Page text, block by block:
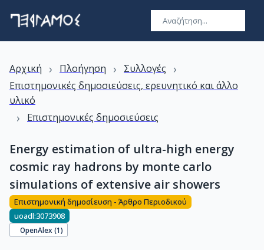
Αρχική › Πλοήγηση › Συλλογές ›
Επιστημονικές δημοσιεύσεις, ερευνητικό και άλλο
υλικό
› Επιστημονικές δημοσιεύσεις
Energy estimation of ultra-high energy
cosmic ray hadrons by monte carlo
simulations of extensive air showers
Επιστημονική δημοσίευση - Άρθρο Περιοδικού
uoadl:3073908
OpenAlex (1)